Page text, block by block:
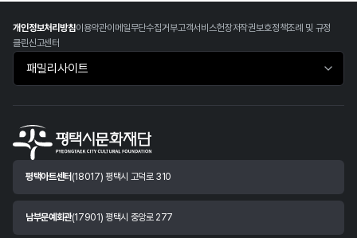
개인정보처리방침이용약관이메일무단수집거부고객서비스헌장저작권보호정책조례 및 규정
클린신고센터
패밀리사이트 바로가기
평택아트센터 (18017) 평택시 고덕로 310
남부문예회관(17901) 평택시 중앙로 277